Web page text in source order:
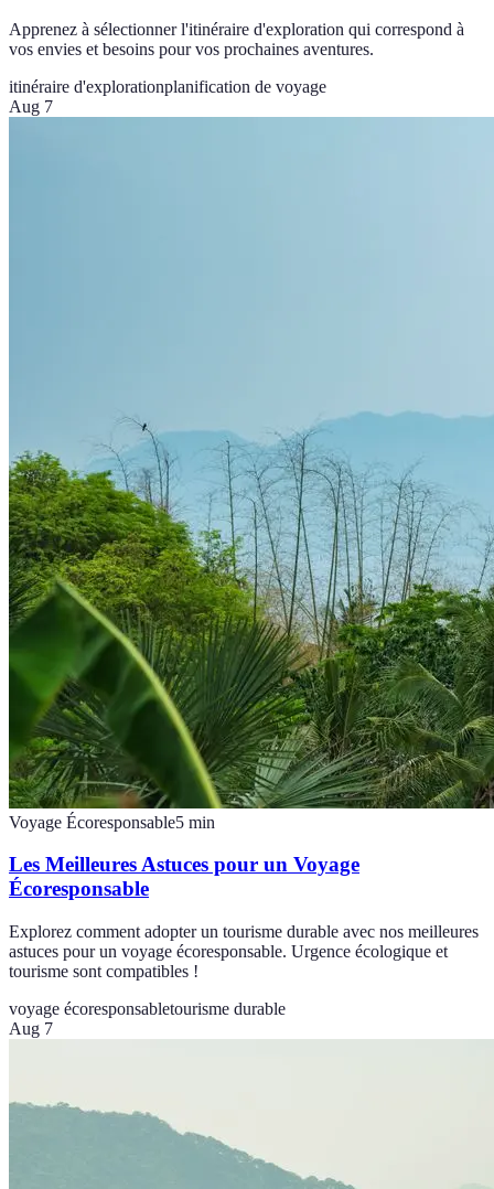
Apprenez à sélectionner l'itinéraire d'exploration qui correspond à
vos envies et besoins pour vos prochaines aventures.
itinéraire d'explorationplanification de voyage
Aug 7
Voyage Écoresponsable5 min
Les Meilleures Astuces pour un Voyage
Écoresponsable
Explorez comment adopter un tourisme durable avec nos meilleures
astuces pour un voyage écoresponsable. Urgence écologique et
tourisme sont compatibles !
voyage écoresponsabletourisme durable
Aug 7